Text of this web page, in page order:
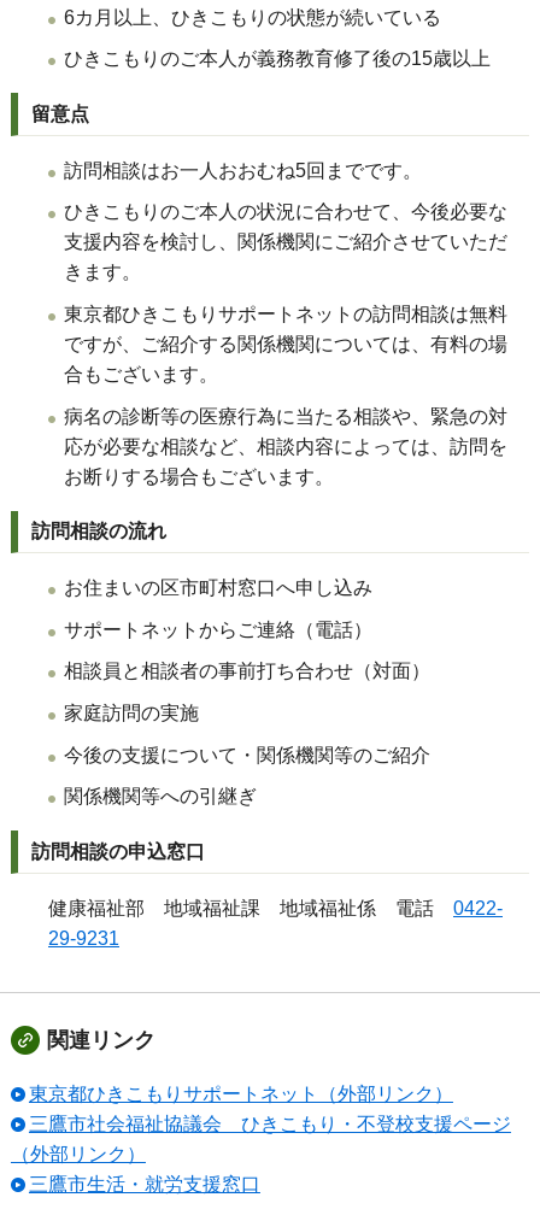
6カ月以上、ひきこもりの状態が続いている
ひきこもりのご本人が義務教育修了後の15歳以上
留意点
訪問相談はお一人おおむね5回までです。
ひきこもりのご本人の状況に合わせて、今後必要な
支援内容を検討し、関係機関にご紹介させていただ
きます。
東京都ひきこもりサポートネットの訪問相談は無料
ですが、ご紹介する関係機関については、有料の場
合もございます。
病名の診断等の医療行為に当たる相談や、緊急の対
応が必要な相談など、相談内容によっては、訪問を
お断りする場合もございます。
訪問相談の流れ
お住まいの区市町村窓口へ申し込み
サポートネットからご連絡（電話）
相談員と相談者の事前打ち合わせ（対面）
家庭訪問の実施
今後の支援について・関係機関等のご紹介
関係機関等への引継ぎ
訪問相談の申込窓口
健康福祉部 地域福祉課 地域福祉係 電話 0422-
29-9231
関連リンク
東京都ひきこもりサポートネット（外部リンク）
三鷹市社会福祉協議会 ひきこもり・不登校支援ページ
（外部リンク）
三鷹市生活・就労支援窓口